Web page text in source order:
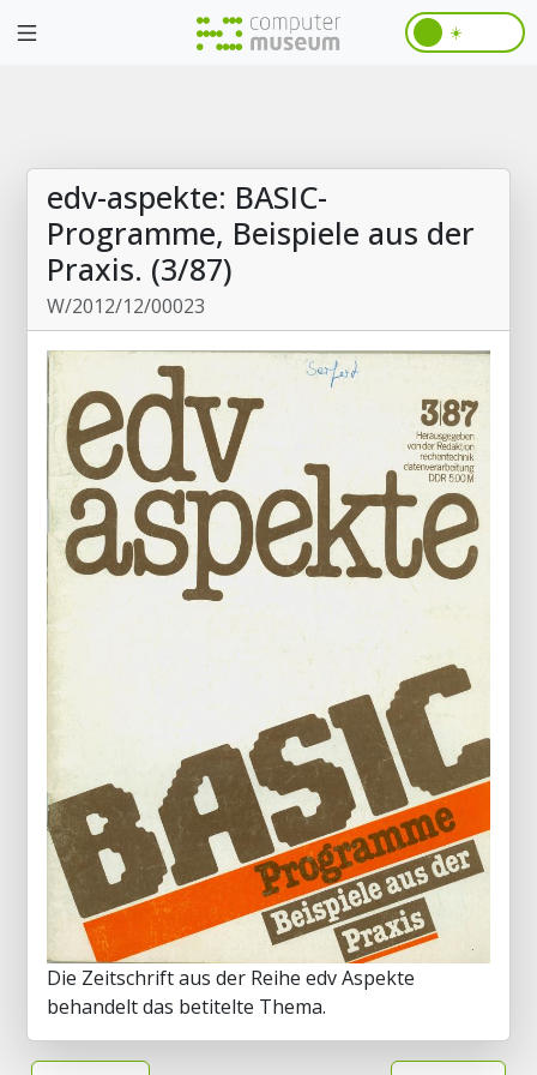
☀️
edv-aspekte: BASIC-
Programme, Beispiele aus der
Praxis. (3/87)
W/2012/12/00023
Die Zeitschrift aus der Reihe edv Aspekte
behandelt das betitelte Thema.